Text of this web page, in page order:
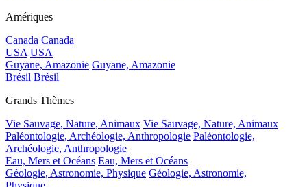
Amériques
Canada Canada
USA USA
Guyane, Amazonie Guyane, Amazonie
Brésil Brésil
Grands Thèmes
Vie Sauvage, Nature, Animaux Vie Sauvage, Nature, Animaux
Paléontologie, Archéologie, Anthropologie Paléontologie,
Archéologie, Anthropologie
Eau, Mers et Océans Eau, Mers et Océans
Géologie, Astronomie, Physique Géologie, Astronomie,